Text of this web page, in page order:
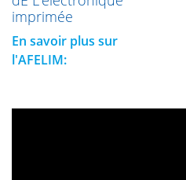
imprimée
En savoir plus sur
l'AFELIM: